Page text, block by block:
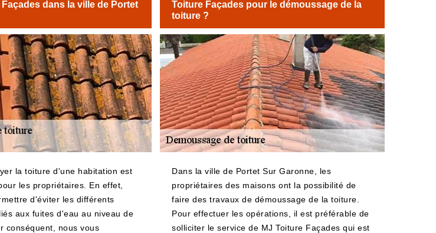
dans la ville de Portet
la toiture d'une habitation est
les propriétaires. En effet,
d'éviter les différents
aux fuites d'eau au niveau de
conséquent, nous vous
Toiture Façades pour le démoussage de la
toiture ?
Dans la ville de Portet Sur Garonne, les
propriétaires des maisons ont la possibilité de
faire des travaux de démoussage de la toiture.
Pour effectuer les opérations, il est préférable de
solliciter le service de MJ Toiture Façades qui est